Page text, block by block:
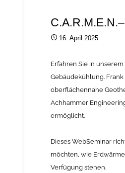
16. April 2025
Erfahren Sie in unserem
Gebäudekühlung.
oberflächennahe
Achhammer
ermöglicht.
Dieses WebSeminar
möchten, wie
Verfügung stehen.